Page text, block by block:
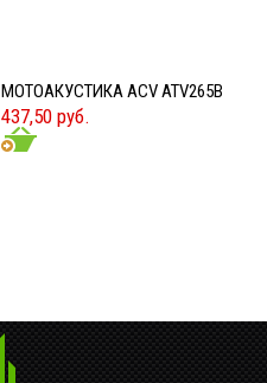
МОТОАКУСТИКА ACV ATV265B
437,50 руб.